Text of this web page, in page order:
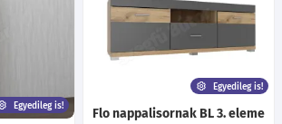
Egyedileg is!
Flo nappalisornak BL 3. eleme
Egyedileg is!